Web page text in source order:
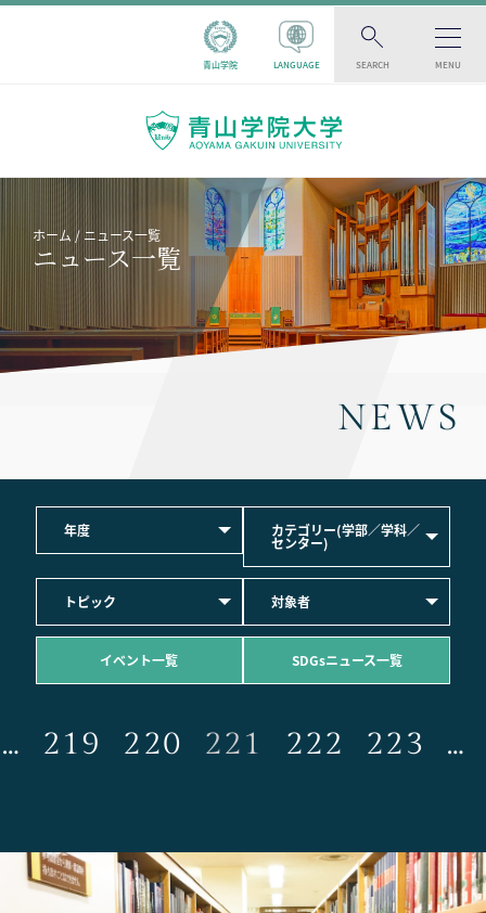
青山学院 LANGUAGE SEARCH MENU
ホーム ニュース一覧
ニュース一覧
NEWS
年度 カテゴリー(学部／学科／
センター)
トピック 対象者
イベント一覧 SDGsニュース一覧
… 219 220 221 222 223 …